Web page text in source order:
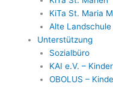
KiTa St. Maria
Alte
Unterstützung
Sozialbüro
KAI e.V. –
OBOLUS –